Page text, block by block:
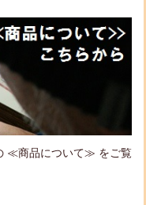
≪商品について≫ をご覧